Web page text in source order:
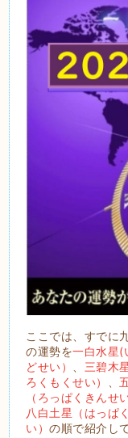
ここでは、すでに
の運勢を一白水星(
どせい）
三碧木
ろくもくせい）
、
（ろっぱくきんせい
八白土星（はっぱ
い）の順で紹介し